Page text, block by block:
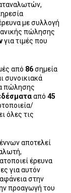
με συλλογή
πώλησης
για τιμές που
από 86σημεία
συνοικιακά
πώλησης
από 45
όλες τις
αποτελεί
έρευνα
για αυτόν
στην
προαγωγή του